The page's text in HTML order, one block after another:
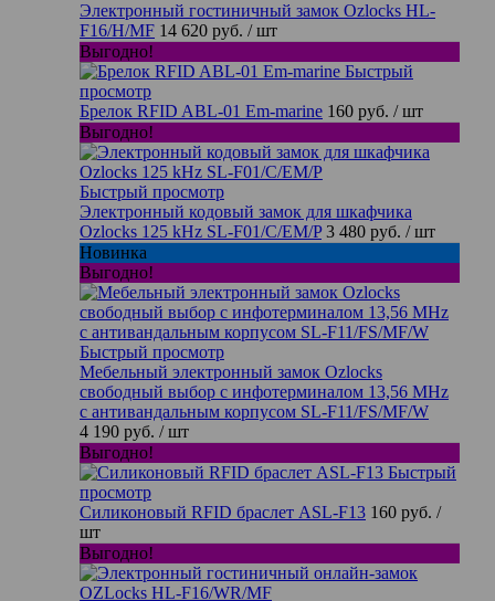
Электронный гостиничный замок Ozlocks HL-
F16/H/MF 14 620 руб. / шт
Выгодно!
Быстрый
просмотр
Брелок RFID ABL-01 Em-marine 160 руб. / шт
Выгодно!
Быстрый просмотр
Электронный кодовый замок для шкафчика
Ozlocks 125 kHz SL-F01/C/EM/P 3 480 руб. / шт
Новинка
Выгодно!
Быстрый просмотр
Мебельный электронный замок Ozlocks
свободный выбор с инфотерминалом 13,56 MHz
с антивандальным корпусом SL-F11/FS/MF/W
4 190 руб. / шт
Выгодно!
Быстрый
просмотр
Силиконовый RFID браслет ASL-F13 160 руб. /
шт
Выгодно!